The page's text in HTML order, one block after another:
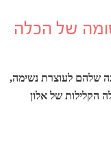
של הכלה
שלהם לעוצרת נשימה,
הקלילות של אלון